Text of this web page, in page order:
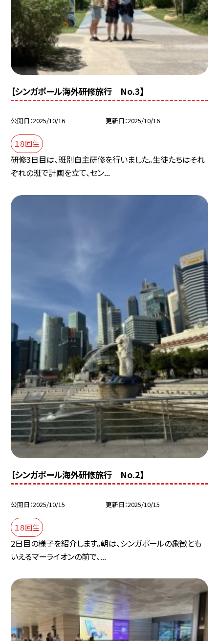
【シンガポール海外研修旅行 No.3】
公開日 2025/10/16 更新日 2025/10/16
１８回生
研修3日目は、班別自主研修を行いました。生徒たちはそれ
ぞれの班で計画を立て、セン...
【シンガポール海外研修旅行 No.2】
公開日 2025/10/15 更新日 2025/10/15
１８回生
2日目の様子を紹介します。朝は、シンガポールの象徴とも
いえるマーライオンの前で、...